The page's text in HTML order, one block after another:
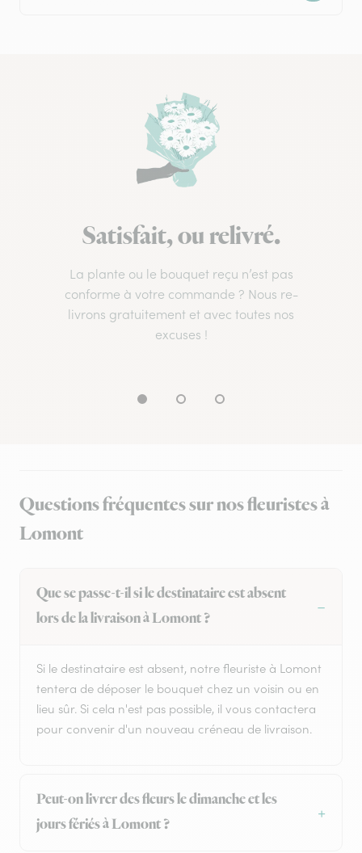
Satisfait, ou relivré.
La plante ou le bouquet reçu n’est pas
conforme à votre commande ? Nous re-
livrons gratuitement et avec toutes nos
excuses !
Questions fréquentes sur nos fleuristes à
Lomont
Que se passe-t-il si le destinataire est absent
lors de la livraison à Lomont ?
Si le destinataire est absent, notre fleuriste à Lomont
tentera de déposer le bouquet chez un voisin ou en
lieu sûr. Si cela n'est pas possible, il vous contactera
pour convenir d'un nouveau créneau de livraison.
Peut-on livrer des fleurs le dimanche et les
jours fériés à Lomont ?